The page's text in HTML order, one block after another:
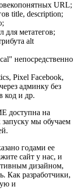
URL;
title, description;
метатегов;
alt
непосредственно
Pixel Facebook,
админку без
код и др.
доступна на
мы обучаем
годами ее
сайт у нас, и
дизайном,
Как разработчики,
и